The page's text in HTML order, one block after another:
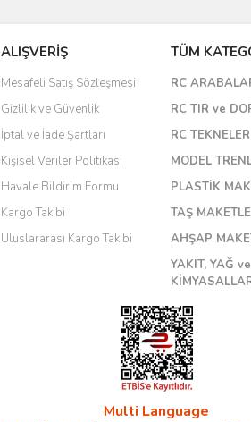
ALIŞVERİŞ
Mesafeli Satış Sözleşmesi
Gizlilik ve Güvenlik
İptal ve İade Şartları
Kişisel Veriler Politikası
Havale Bildirim Formu
Kargo Takibi
Uluslararası Kargo Takibi
TÜM
RC
RC TIR ve
RC TEKNELER
MODEL
PLASTİK
TAŞ
AHŞAP
YAKIT, YAĞ ve
Multi Language